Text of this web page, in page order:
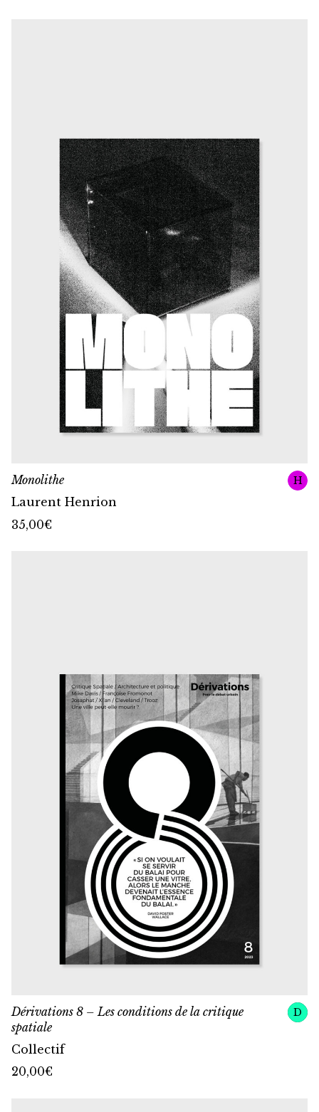
Monolithe H
Laurent Henrion
35,00€
Dérivations 8 – Les conditions de la critique
spatiale
D
Collectif
20,00€